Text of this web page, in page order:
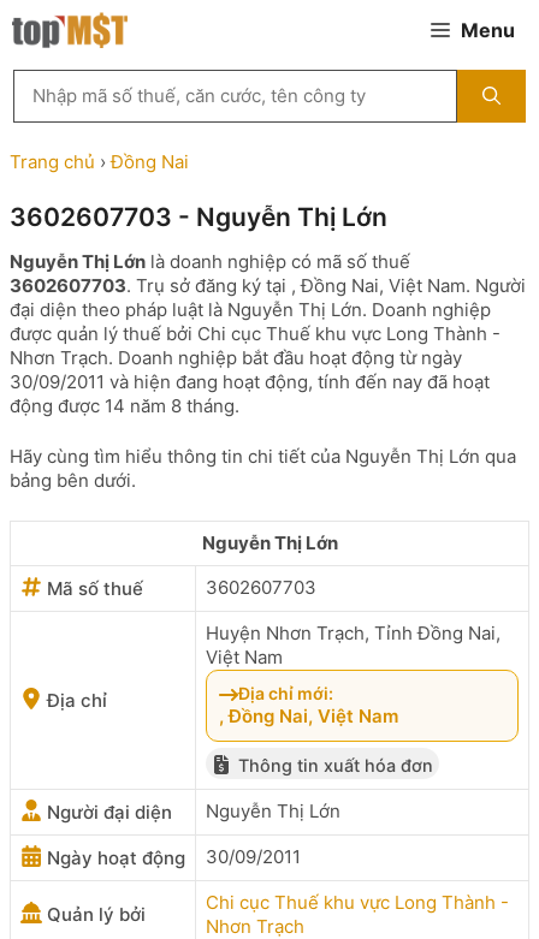
Chuyển
đến
Menu
kiếm
MST
theo
tên
ty,
người
đại
diện
hoặc
mã
số
thuế
...
Trang chủ ›Đồng Nai
3602607703 - Nguyễn Thị Lớn
Nguyễn Thị Lớn là doanh nghiệp có mã số thuế
3602607703. Trụ sở đăng ký tại , Đồng Nai, Việt Nam. Người
đại diện theo pháp luật là Nguyễn Thị Lớn. Doanh nghiệp
được quản lý thuế bởi Chi cục Thuế khu vực Long Thành -
Nhơn Trạch. Doanh nghiệp bắt đầu hoạt động từ ngày
30/09/2011 và hiện đang hoạt động, tính đến nay đã hoạt
động được 14 năm 8 tháng.
Hãy cùng tìm hiểu thông tin chi tiết của Nguyễn Thị Lớn qua
bảng bên dưới.
Nguyễn Thị Lớn
Mã số thuế
3602607703
Địa chỉ
Huyện Nhơn Trạch, Tỉnh Đồng Nai,
Việt Nam
Địa chỉ mới:
, Đồng Nai, Việt Nam
Thông tin xuất hóa đơn
Người đại diện Nguyễn Thị Lớn
Ngày hoạt động 30/09/2011
Quản lý bởi
Chi cục Thuế khu vực Long Thành -
Nhơn Trạch